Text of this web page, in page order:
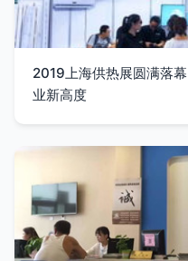
2019上海供热展圆满落
业新高度